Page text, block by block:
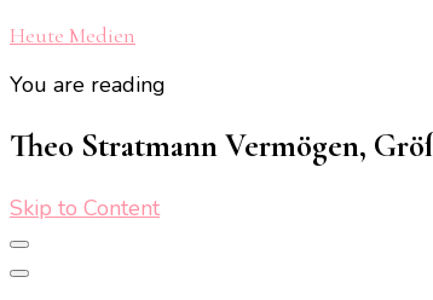
Heute Medien
You are reading
Theo Stratmann Vermögen,
Skip to Content